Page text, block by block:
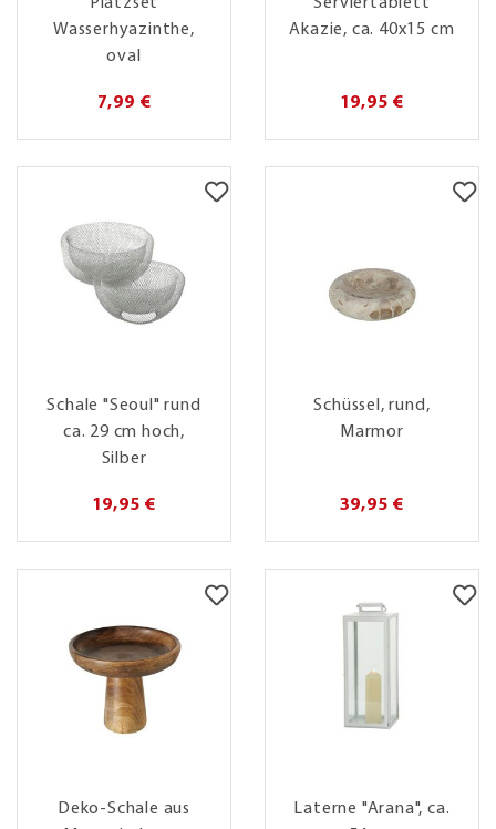
Wasserhyazinthe,
oval
7,99 €
Akazie, ca. 40x15 cm
19,95 €
Schale "Seoul" rund
ca. 29 cm hoch,
Silber
19,95 €
Schüssel, rund,
Marmor
39,95 €
Deko-Schale aus
Laterne "Arana", ca.